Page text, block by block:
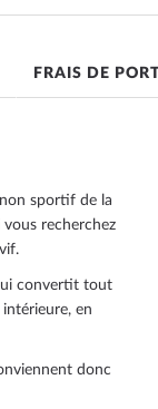
sportif de la
recherchez
convertit tout
en
donc
FRAIS DE